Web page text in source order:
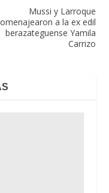
Mussi y Larroque
a la ex edil
berazateguense Yamila
Carrizo